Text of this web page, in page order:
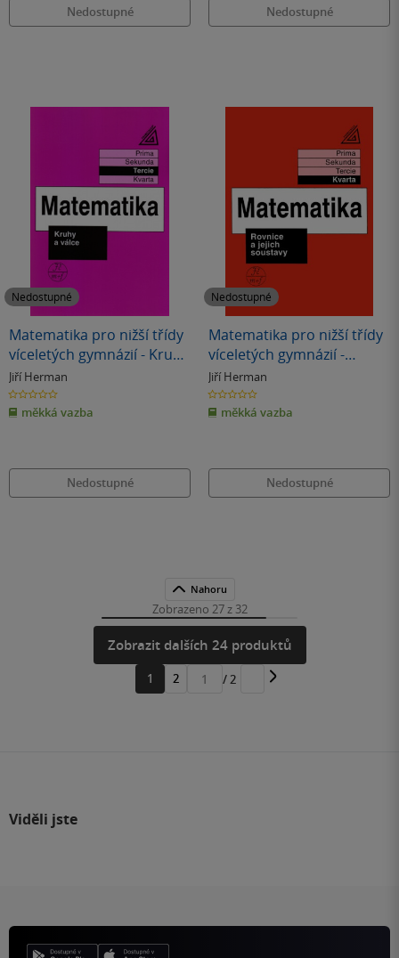
Nedostupné Nedostupné
Nedostupné
Matematika pro nižší třídy
víceletých gymnázií - Kruhy
a válce (tercie)
Jiří Herman
0.0
z
5
hvězdiček
měkká vazba
Nedostupné
Nedostupné
Matematika pro nižší třídy
víceletých gymnázií -
Rovnice a jejich soustavy
Jiří Herman
0.0
z
5
hvězdiček
měkká vazba
Nedostupné
Nahoru
Zobrazeno 27 z 32
Zobrazit dalších 24 produktů
1 2
Přejít
/ 2
Viděli jste